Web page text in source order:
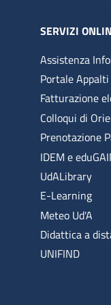
SERVIZI
Assistenza
Portale
Fatturazione
Colloqui di
Prenotazione
IDEM e
UdALibrary
E-Learning
Meteo Ud'A
Didattica a
UNIFIND